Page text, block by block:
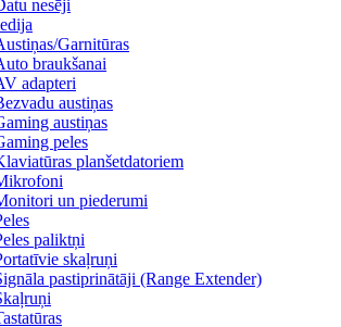
nesēji
Garnitūras
braukšanai
adapteri
austiņas
austiņas
peles
planšetdatoriem
un piederumi
paliktņi
skaļruņi
pastiprinātāji (Range Extender)